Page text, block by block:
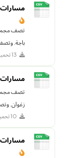
مسارات
تصف
باجة.
مسارات
تصف
زغوان.
مسارات